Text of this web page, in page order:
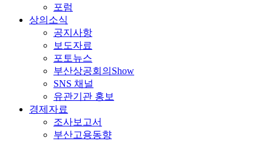
포럼
상의소식
공지사항
보도자료
포토뉴스
부산상공회의Show
SNS 채널
유관기관 홍보
경제자료
조사보고서
부산고용동향